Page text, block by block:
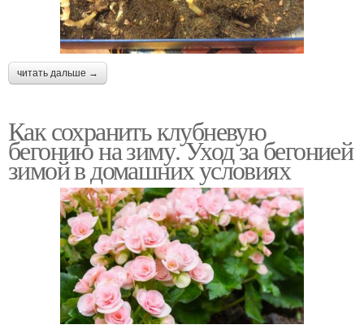
читать дальше →
Как сохранить клубневую
бегонию на зиму. Уход за бегонией
зимой в домашних условиях